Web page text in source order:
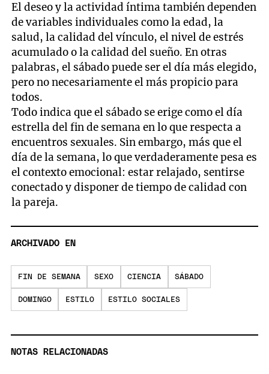
El deseo y la actividad íntima también dependen
de variables individuales como la edad, la
salud, la calidad del vínculo, el nivel de estrés
acumulado o la calidad del sueño. En otras
palabras, el sábado puede ser el día más elegido,
pero no necesariamente el más propicio para
todos.
Todo indica que el sábado se erige como el día
estrella del fin de semana en lo que respecta a
encuentros sexuales. Sin embargo, más que el
día de la semana, lo que verdaderamente pesa es
el contexto emocional: estar relajado, sentirse
conectado y disponer de tiempo de calidad con
la pareja.
ARCHIVADO EN
FIN DE SEMANA SEXO CIENCIA SÁBADO
DOMINGO ESTILO ESTILO SOCIALES
NOTAS RELACIONADAS